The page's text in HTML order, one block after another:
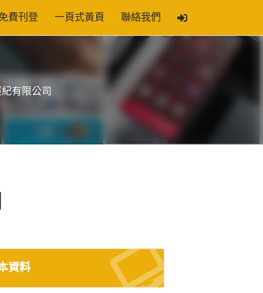
費刊登 一頁式黃頁 聯絡我們
有限公司
資料